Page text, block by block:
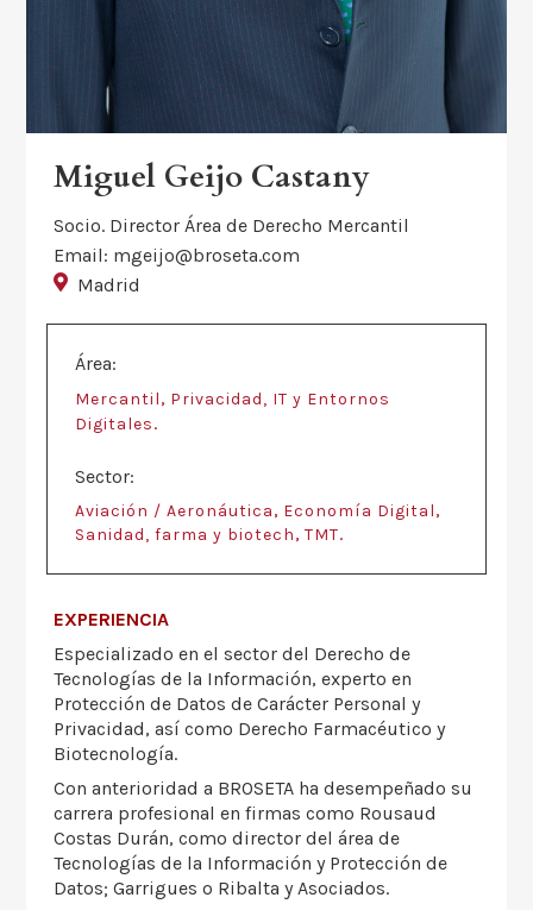
Miguel Geijo Castany
Socio. Director Área de Derecho Mercantil
Email: mgeijo@broseta.com
Madrid
Área:
Mercantil, Privacidad, IT y Entornos
Digitales.
Sector:
Aviación / Aeronáutica, Economía Digital,
Sanidad, farma y biotech, TMT.
EXPERIENCIA
Especializado en el sector del Derecho de
Tecnologías de la Información, experto en
Protección de Datos de Carácter Personal y
Privacidad, así como Derecho Farmacéutico y
Biotecnología.
Con anterioridad a BROSETA ha desempeñado su
carrera profesional en firmas como Rousaud
Costas Durán, como director del área de
Tecnologías de la Información y Protección de
Datos; Garrigues o Ribalta y Asociados.